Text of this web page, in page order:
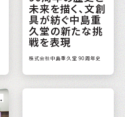
未来を描く、文創
具が紡ぐ中島重
久堂の新たな挑
戦を表現
株式会社中島重久堂 90周年史